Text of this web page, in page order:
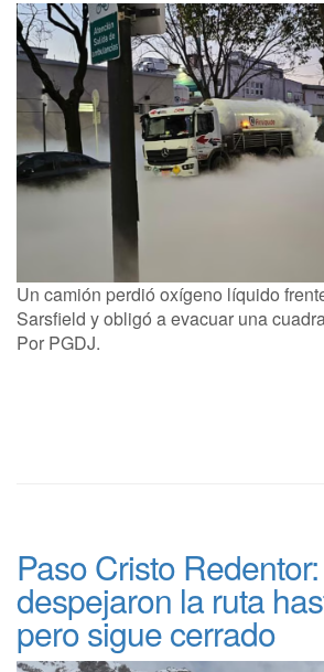
Un camión perdió oxígeno líquido
Sarsfield y obligó a evacuar una
Por PGDJ.
Paso Cristo Redentor:
despejaron la ruta
pero sigue cerrado